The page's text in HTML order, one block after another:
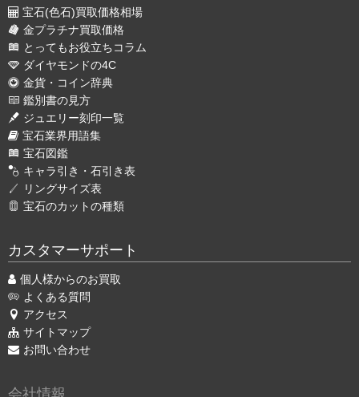
宝石(色石)買取価格相場
金プラチナ買取価格
とってもお役立ちコラム
ダイヤモンドの4C
金貨・コイン辞典
鑑別書の見方
ジュエリー刻印一覧
宝石業界用語集
宝石図鑑
キャラ引き・石引き表
リングサイズ表
宝石のカットの種類
カスタマーサポート
個人様からのお買取
よくある質問
アクセス
サイトマップ
お問い合わせ
会社情報